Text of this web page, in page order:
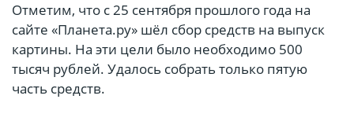
Отметим, что с 25 сентября прошлого года на
сайте «Планета.ру» шёл сбор средств на выпуск
картины. На эти цели было необходимо 500
тысяч рублей. Удалось собрать только пятую
часть средств.